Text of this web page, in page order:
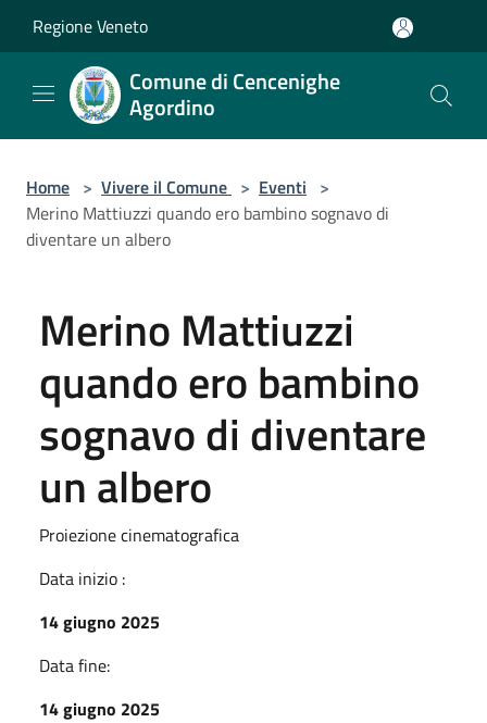
Regione Veneto
Comune di Cencenighe
Agordino
Home > Vivere il Comune > Eventi >
Merino Mattiuzzi quando ero bambino sognavo di
diventare un albero
Merino Mattiuzzi
quando ero bambino
sognavo di diventare
un albero
Proiezione cinematografica
Data inizio :
14 giugno 2025
Data fine:
14 giugno 2025